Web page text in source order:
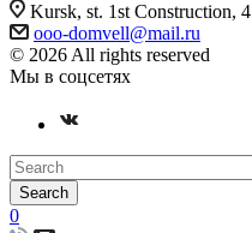
Kursk, st. 1st Construction, 4
ooo-domvell@mail.ru
© 2026 All rights reserved
Мы в соцсетях
Search
0